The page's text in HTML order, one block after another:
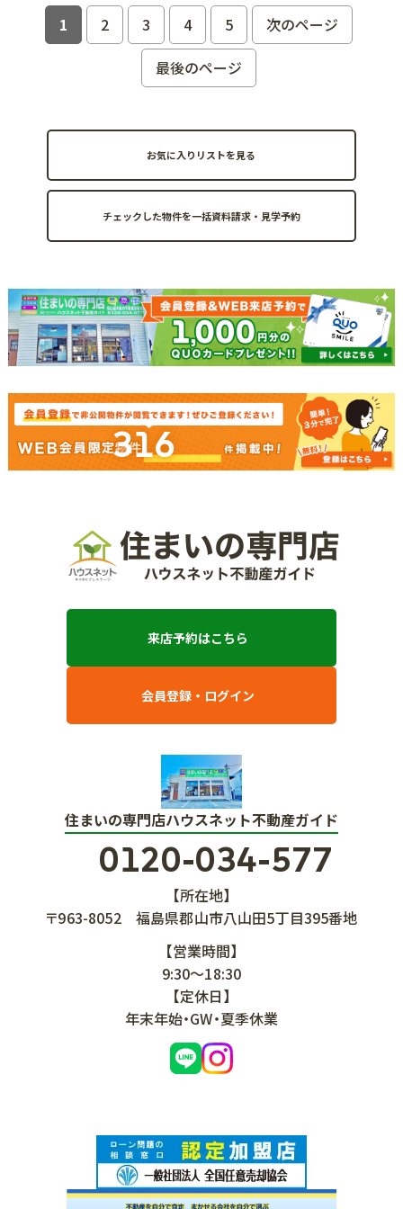
1
2 3 4 5
次のページ
最後のページ
お気に入りリストを見る
316
来店予約はこちら
会員登録・ログイン
住まいの専門店ハウスネット不動産ガイド
0120-034-577
【所在地】
〒963-8052
福島県郡山市八山田5丁目395番地
【営業時間】
9:30～18:30
【定休日】
年末年始・GW・夏季休業